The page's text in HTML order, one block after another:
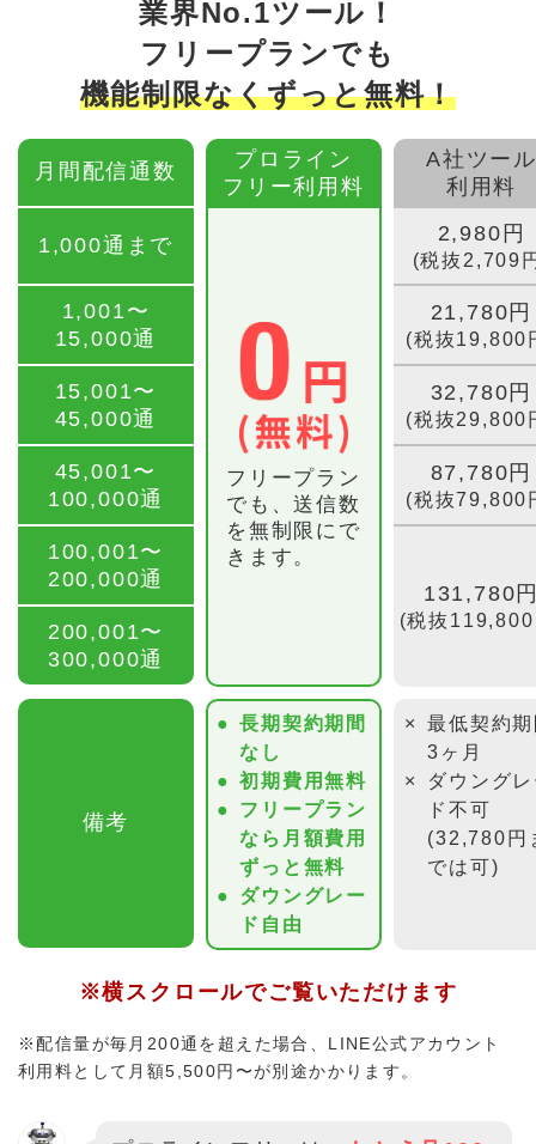
業界No.1ツール！
フリープランでも
機能制限なくずっと無料！
月間配信通数
プロライン
フリー利用料
A社ツール
利用料
1,000通まで
フリープラン
でも、送信数
を無制限にで
きます。
2,980円
(税抜2,709
1,001〜
15,000通
21,780円
(税抜19,800
15,001〜
45,000通
32,780円
(税抜29,800
45,001〜
100,000通
87,780円
(税抜79,800
100,001〜
200,000通
131,780
(税抜
200,001〜
300,000通
備考
長期契約期間
なし
初期費用無料
フリープラン
なら月額費用
ずっと無料
ダウングレー
ド自由
最低契約
3ヶ月
ダウング
ド不可
(32,780円
では可)
※横スクロールでご覧いただけます
※配信量が毎月200通を超えた場合、LINE公式アカウント
利用料として月額5,500円〜が別途かかります。